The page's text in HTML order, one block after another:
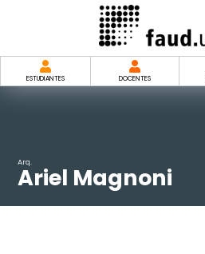
ESTUDIANTES DOCENTES
Arq.
Ariel Magnoni